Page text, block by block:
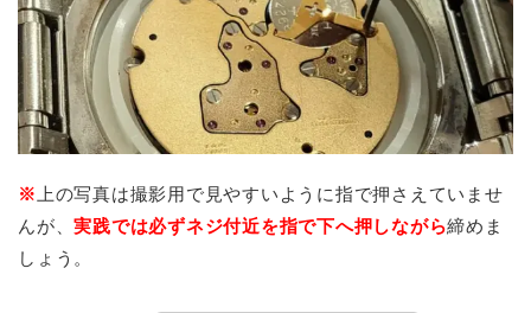
※ 上の写真は撮影用で見やすいように指で押さえていませ
んが、実践では必ずネジ付近を指で下へ押しながら締めま
しょう。